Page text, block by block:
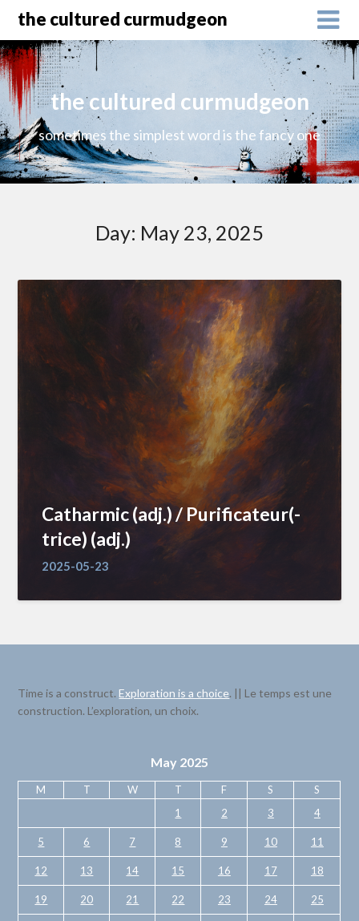
the cultured curmudgeon
the cultured curmudgeon
sometimes the simplest word is the fancy one
Day: May 23, 2025
Catharmic (adj.) / Purificateur(-
trice) (adj.)
2025-05-23
Time is a construct.Exploration is a choice. || Le temps est une
construction. L’exploration, un choix.
May 2025
M T W T F S
S
1
2 3 4
5 6 7 8 9 10 11
12 13 14 15 16 17 18
19 20 21 22 23 24 25